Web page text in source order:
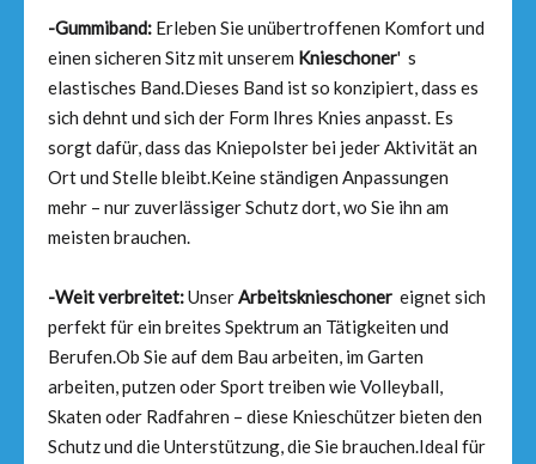
-Gummiband: Erleben Sie unübertroffenen Komfort und
einen sicheren Sitz mit unserem Knieschoner' s
elastisches Band.Dieses Band ist so konzipiert, dass es
sich dehnt und sich der Form Ihres Knies anpasst. Es
sorgt dafür, dass das Kniepolster bei jeder Aktivität an
Ort und Stelle bleibt.Keine ständigen Anpassungen
mehr – nur zuverlässiger Schutz dort, wo Sie ihn am
meisten brauchen.
-Weit verbreitet:UnserArbeitsknieschoner eignet sich
perfekt für ein breites Spektrum an Tätigkeiten und
Berufen.Ob Sie auf dem Bau arbeiten, im Garten
arbeiten, putzen oder Sport treiben wie Volleyball,
Skaten oder Radfahren – diese Knieschützer bieten den
Schutz und die Unterstützung, die Sie brauchen.Ideal für